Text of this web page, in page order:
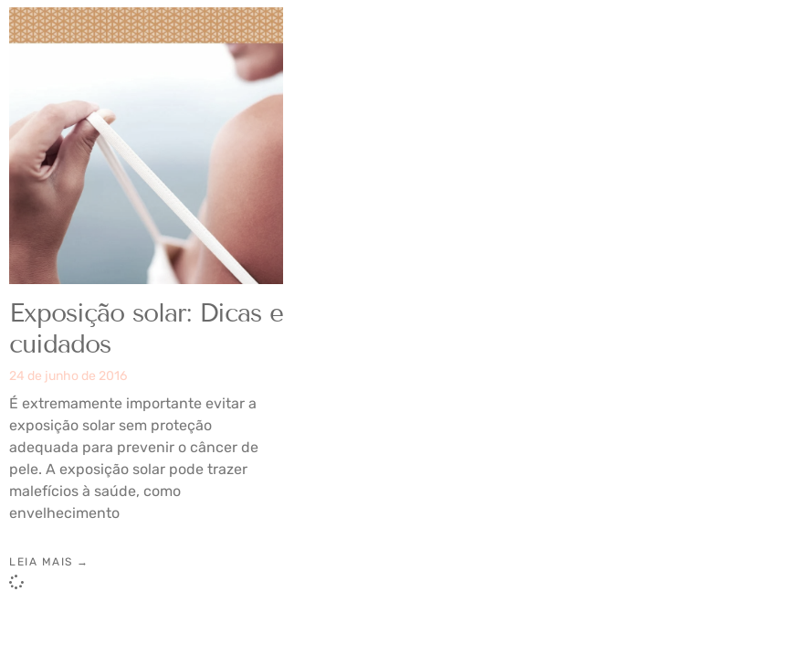
Exposição solar: Dicas e
cuidados
24 de junho de 2016
É extremamente importante evitar a
exposição solar sem proteção
adequada para prevenir o câncer de
pele. A exposição solar pode trazer
malefícios à saúde, como
envelhecimento
LEIA MAIS →